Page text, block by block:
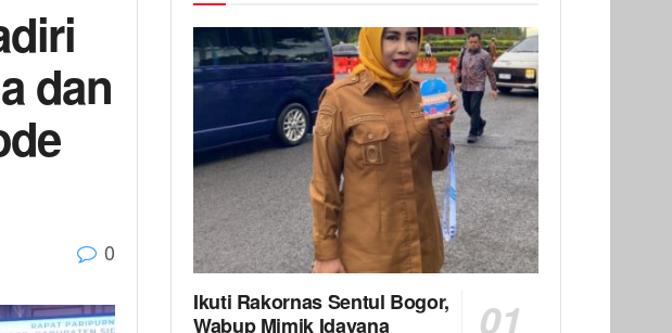
dan
0
Ikuti Rakornas Sentul Bogor,
Wabup Mimik Idayana